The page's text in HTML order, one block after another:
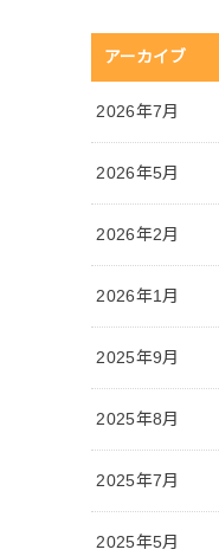
アーカイブ
2026年7月
2026年5月
2026年2月
2026年1月
2025年9月
2025年8月
2025年7月
2025年5月